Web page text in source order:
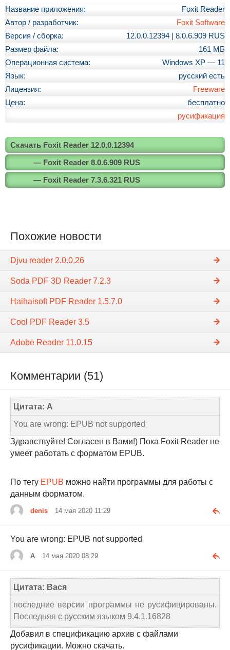
Название приложения:
Foxit Reader
Автор / разработчик:
Foxit Software
Версия / сборка:
12.0.0.12394 | 8.0.6.909 RUS
Размер файла:
161 МБ
Операционная система:
Windows XP — 11
Язык:
русский есть
Лицензия:
Freeware
Цена:
бесплатно
русификация
Скачать Foxit Reader 12.0.0.12394
— Foxit Reader 8.0.6.909 RUS
— Foxit Reader 7.3.6.321 RUS
Похожие новости
Djvu reader 2.0.0.26
Soda PDF 3D Reader 7.2.3
Haihaisoft PDF Reader 1.5.7.0
Cool PDF Reader 3.5
Adobe Reader 11.0.15
Комментарии (51)
Цитата: A
You are wrong: EPUB not supported
Здравствуйте! Согласен в Вами!) Пока Foxit Reader не
умеет работать с форматом EPUB.
По тегу EPUB можно найти программы для работы с
данным форматом.
denis 14 мая 2020 11:29
You are wrong: EPUB not supported
A 14 мая 2020 08:29
Цитата: Вася
последние версии программы не русифицированы.
Последняя с русским языком 9.4.1.16828
Добавил в спецификацию архив с файлами
русификации. Можно скачать.